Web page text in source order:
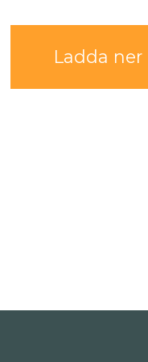
Ladda ner